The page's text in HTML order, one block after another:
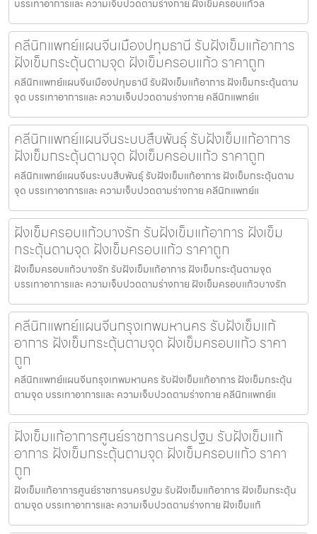
บรรเทาอาการและ ความเจ็บปวดตามร่างกาย ฝังเข็มครอบแก้วล
คลีนิกแพทย์แผนจีนเมืองปทุมธานี รับฝังเข็มแก้อาการ
ฝังเข็มกระตุ้นตามจุด ฝังเข็มครอบแก้ว ราคาถูก
คลีนิกแพทย์แผนจีนเมืองปทุมธานี รับฝังเข็มแก้อาการ ฝังเข็มกระตุ้นตาม
จุด บรรเทาอาการและ ความเจ็บปวดตามร่างกาย คลีนิกแพทย์แ
คลีนิกแพทย์แผนจีนระบบสืบพันธุ์ รับฝังเข็มแก้อาการ
ฝังเข็มกระตุ้นตามจุด ฝังเข็มครอบแก้ว ราคาถูก
คลีนิกแพทย์แผนจีนระบบสืบพันธุ์ รับฝังเข็มแก้อาการ ฝังเข็มกระตุ้นตาม
จุด บรรเทาอาการและ ความเจ็บปวดตามร่างกาย คลีนิกแพทย์แ
ฝังเข็มครอบแก้วบางรัก รับฝังเข็มแก้อาการ ฝังเข็ม
กระตุ้นตามจุด ฝังเข็มครอบแก้ว ราคาถูก
ฝังเข็มครอบแก้วบางรัก รับฝังเข็มแก้อาการ ฝังเข็มกระตุ้นตามจุด
บรรเทาอาการและ ความเจ็บปวดตามร่างกาย ฝังเข็มครอบแก้วบางรัก
คลีนิกแพทย์แผนจีนกรุงเทพมหานคร รับฝังเข็มแก้
อาการ ฝังเข็มกระตุ้นตามจุด ฝังเข็มครอบแก้ว ราคา
ถูก
คลีนิกแพทย์แผนจีนกรุงเทพมหานคร รับฝังเข็มแก้อาการ ฝังเข็มกระตุ้น
ตามจุด บรรเทาอาการและ ความเจ็บปวดตามร่างกาย คลีนิกแพทย์แ
ฝังเข็มแก้อาการศูนย์ราชการนครปฐม รับฝังเข็มแก้
อาการ ฝังเข็มกระตุ้นตามจุด ฝังเข็มครอบแก้ว ราคา
ถูก
ฝังเข็มแก้อาการศูนย์ราชการนครปฐม รับฝังเข็มแก้อาการ ฝังเข็มกระตุ้น
ตามจุด บรรเทาอาการและ ความเจ็บปวดตามร่างกาย ฝังเข็มแก้